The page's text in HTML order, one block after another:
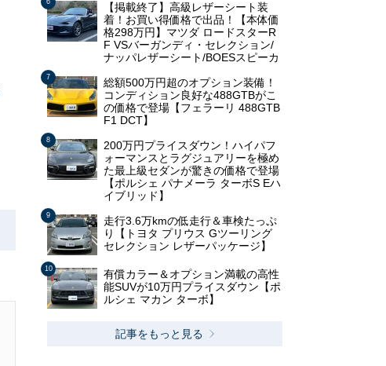
【掲載終了】高級レザーシート装
着！お買い得価格で出品！【本体価
格298万円】マツダ ロードスターR
F VSバーガンディ・セレクション/
ナッパレザーシート/BOESスピーカ
総額500万円超のオプション装備！
コンディション良好な488GTBがこ
の価格で登場【フェラーリ 488GTB
F1 DCT】
200万円プライスダウン！ハイパフ
ォーマンスとラグジュアリーを極め
た最上級セダンが驚きの価格で登場
【ポルシェ パナメーラ ターボS Eハ
イブリッド】
走行3.6万kmの低走行＆車検たっぷ
り【トヨタ プリウス Gツーリング
セレクション レザーパッケージ】
有償カラー＆オプション満載の高性
能SUVが10万円プライスダウン【ポ
ルシェ マカン ターボ】
記事をもっと見る